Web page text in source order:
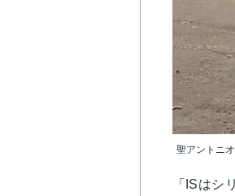
聖アントニ
「ISはシ